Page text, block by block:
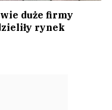
duże firmy
rynek